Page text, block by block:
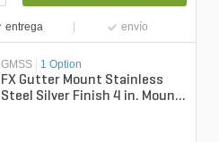
entrega envío
GMSS | 1 Option
FX Gutter Mount Stainless
Steel Silver Finish 4 in. Mount